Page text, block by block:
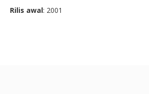
Rilis awal: 2001